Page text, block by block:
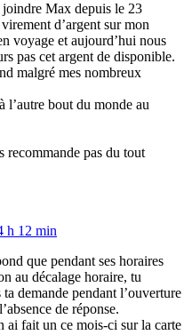
joindre Max depuis le 23
d’argent sur mon
voyage et aujourd’hui nous
pas cet argent de disponible.
malgré mes nombreux
l’autre bout du monde au
recommande pas du tout
h 12 min
que pendant ses horaires
au décalage horaire, tu
ta demande pendant l’ouverture
de réponse.
ai fait un ce mois-ci sur la carte